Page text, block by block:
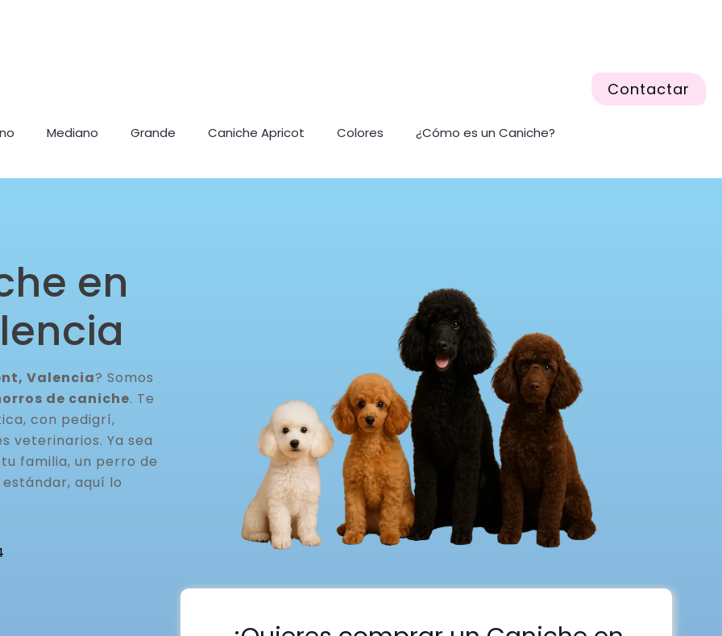
Mediano Grande Caniche Apricot Colores ¿Cómo es un Caniche?
Contactar
en
Valencia? Somos
de caniche. Te
con pedigrí,
veterinarios. Ya sea
familia, un perro de
aquí lo